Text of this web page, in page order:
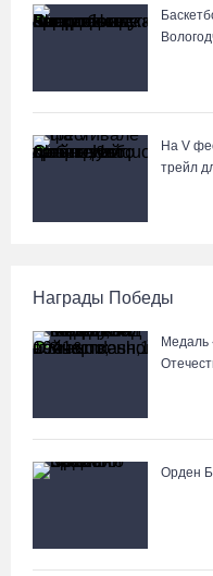
На V
трейл
Награды Победы
Медаль
Орден